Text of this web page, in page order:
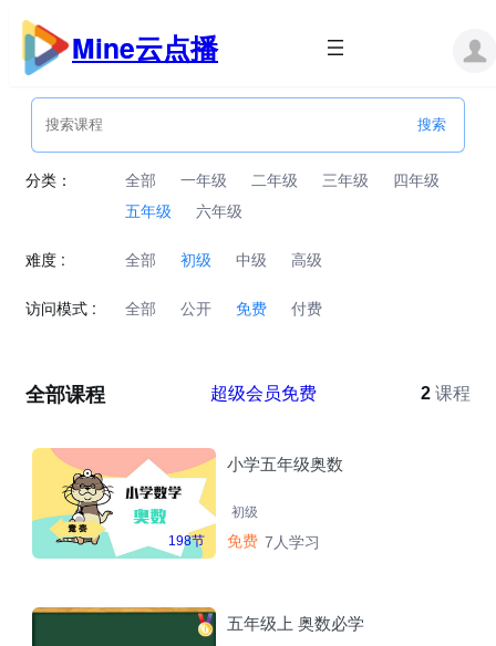
跳
内
Mine云点播
分类： 全部 一年级 二年级 三年级
四年级
五年级
六年级
难度 : 全部 初级 中级 高级
访问模式 : 全部 公开 免费 付费
全部课程 超级会员免费 2 课程
198节
小学五年级奥数
初级
免费 7人学习
五年级上 奥数必学